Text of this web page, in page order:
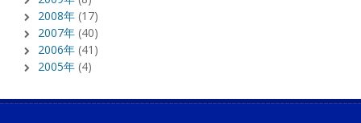
2008年 (17)
2007年 (40)
2006年 (41)
2005年 (4)